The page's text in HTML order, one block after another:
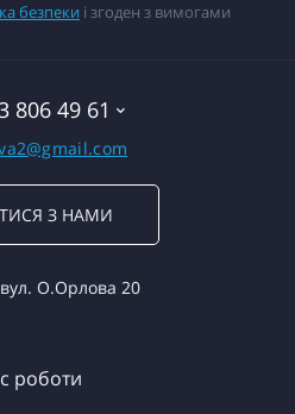
безпеки і згоден з вимогами
806 49 61
З НАМИ
О.Орлова 20
роботи